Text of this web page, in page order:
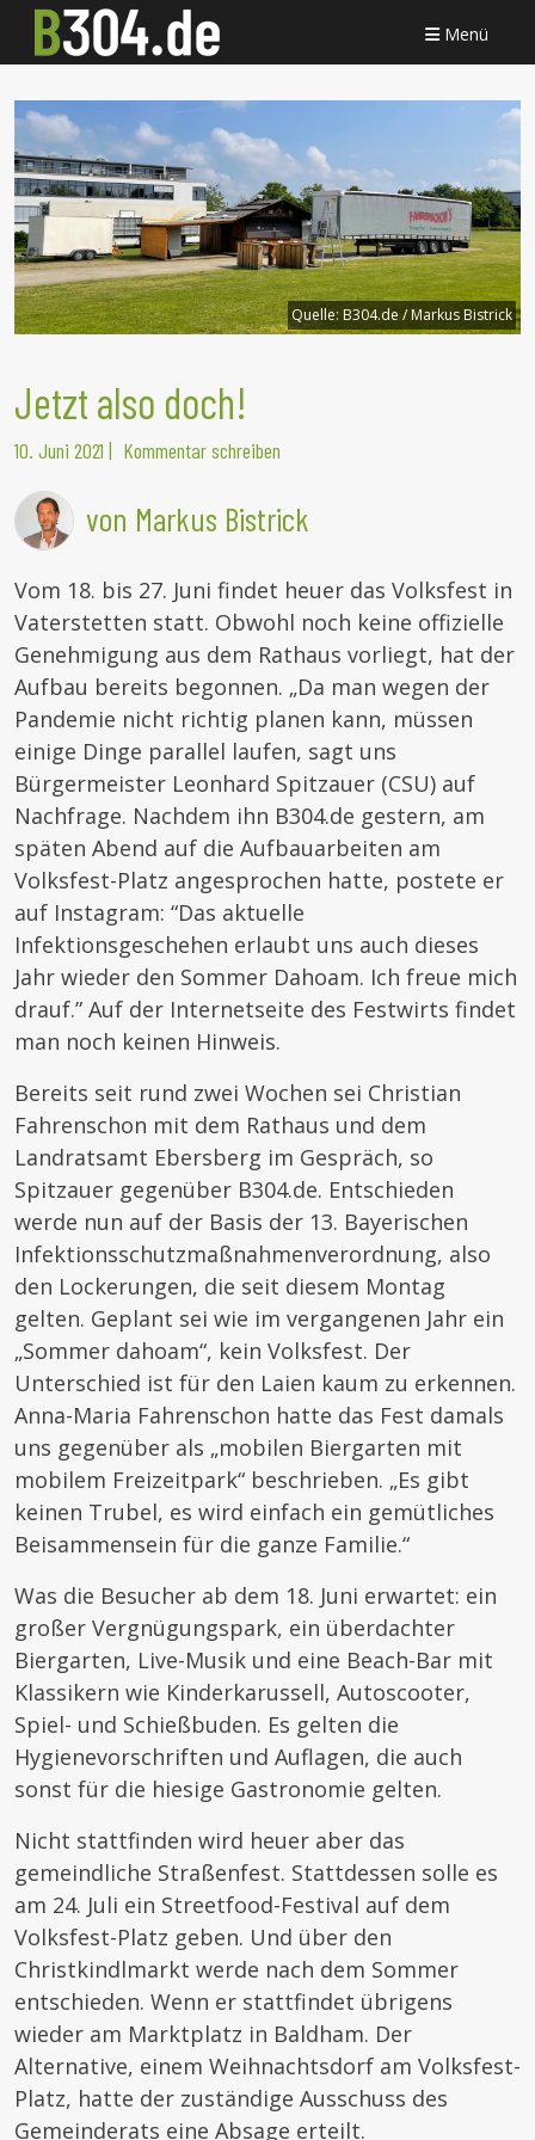
Menü
Quelle: B304.de / Markus Bistrick
Jetzt also doch!
10. Juni 2021 | Kommentar schreiben
von Markus Bistrick
Vom 18. bis 27. Juni findet heuer das Volksfest in
Vaterstetten statt. Obwohl noch keine offizielle
Genehmigung aus dem Rathaus vorliegt, hat der
Aufbau bereits begonnen. „Da man wegen der
Pandemie nicht richtig planen kann, müssen
einige Dinge parallel laufen, sagt uns
Bürgermeister Leonhard Spitzauer (CSU) auf
Nachfrage. Nachdem ihn B304.de gestern, am
späten Abend auf die Aufbauarbeiten am
Volksfest-Platz angesprochen hatte, postete er
auf Instagram: “Das aktuelle
Infektionsgeschehen erlaubt uns auch dieses
Jahr wieder den Sommer Dahoam. Ich freue mich
drauf.” Auf der Internetseite des Festwirts findet
man noch keinen Hinweis.
Bereits seit rund zwei Wochen sei Christian
Fahrenschon mit dem Rathaus und dem
Landratsamt Ebersberg im Gespräch, so
Spitzauer gegenüber B304.de. Entschieden
werde nun auf der Basis der 13. Bayerischen
Infektionsschutzmaßnahmenverordnung, also
den Lockerungen, die seit diesem Montag
gelten. Geplant sei wie im vergangenen Jahr ein
„Sommer dahoam“, kein Volksfest. Der
Unterschied ist für den Laien kaum zu erkennen.
Anna-Maria Fahrenschon hatte das Fest damals
uns gegenüber als „mobilen Biergarten mit
mobilem Freizeitpark“ beschrieben. „Es gibt
keinen Trubel, es wird einfach ein gemütliches
Beisammensein für die ganze Familie.“
Was die Besucher ab dem 18. Juni erwartet: ein
großer Vergnügungspark, ein überdachter
Biergarten, Live-Musik und eine Beach-Bar mit
Klassikern wie Kinderkarussell, Autoscooter,
Spiel- und Schießbuden. Es gelten die
Hygienevorschriften und Auflagen, die auch
sonst für die hiesige Gastronomie gelten.
Nicht stattfinden wird heuer aber das
gemeindliche Straßenfest. Stattdessen solle es
am 24. Juli ein Streetfood-Festival auf dem
Volksfest-Platz geben. Und über den
Christkindlmarkt werde nach dem Sommer
entschieden. Wenn er stattfindet übrigens
wieder am Marktplatz in Baldham. Der
Alternative, einem Weihnachtsdorf am Volksfest-
Platz, hatte der zuständige Ausschuss des
Gemeinderats eine Absage erteilt.